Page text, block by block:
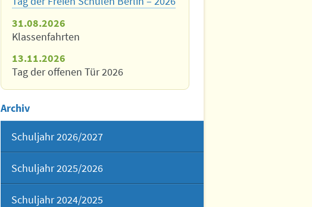
31.08.2026
Klassenfahrten
13.11.2026
Tag der offenen Tür 2026
Archiv
Schuljahr 2026/2027
Schuljahr 2025/2026
Schuljahr 2024/2025